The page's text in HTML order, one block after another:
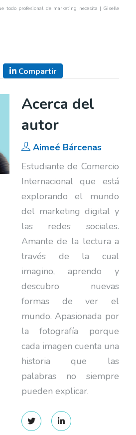
todo profesional de marketing necesita | Giselle
Compartir
Acerca del
autor
Aimeé Bárcenas
Estudiante de Comercio
Internacional que está
explorando el mundo
del marketing digital y
las redes sociales.
Amante de la lectura a
través de la cual
imagino, aprendo y
descubro nuevas
formas de ver el
mundo. Apasionada por
la fotografía porque
cada imagen cuenta una
historia que las
palabras no siempre
pueden explicar.